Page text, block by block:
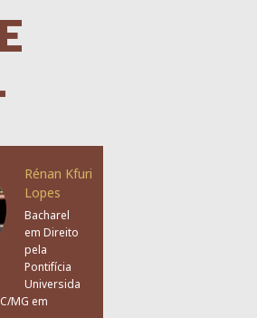
Rénan Kfuri
Lopes
Bacharel
em Direito
pela
Pontifícia
Universida
MG em